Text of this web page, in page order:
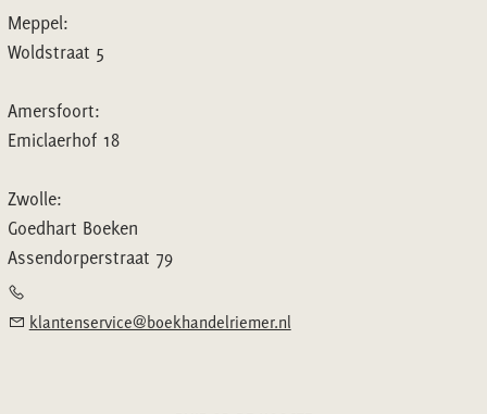
Meppel:
Woldstraat 5
Amersfoort:
Emiclaerhof 18
Zwolle:
Goedhart Boeken
Assendorperstraat 79
klantenservice@boekhandelriemer.nl